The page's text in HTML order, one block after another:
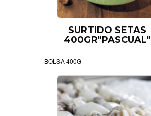
SURTIDO SETAS
400GR"PASCUAL"
BOLSA 400G